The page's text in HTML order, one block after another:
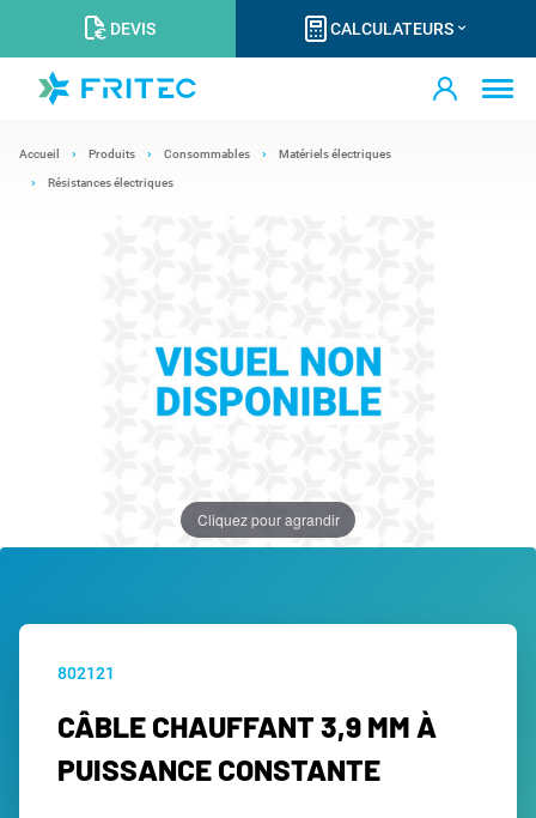
DEVIS CALCULATEURS
Accueil Produits Consommables Matériels électriques
Résistances électriques
Cliquez pour agrandir
802121
CÂBLE CHAUFFANT 3,9 MM À
PUISSANCE CONSTANTE